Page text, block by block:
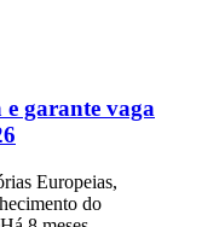
garante vaga
Europeias,
do